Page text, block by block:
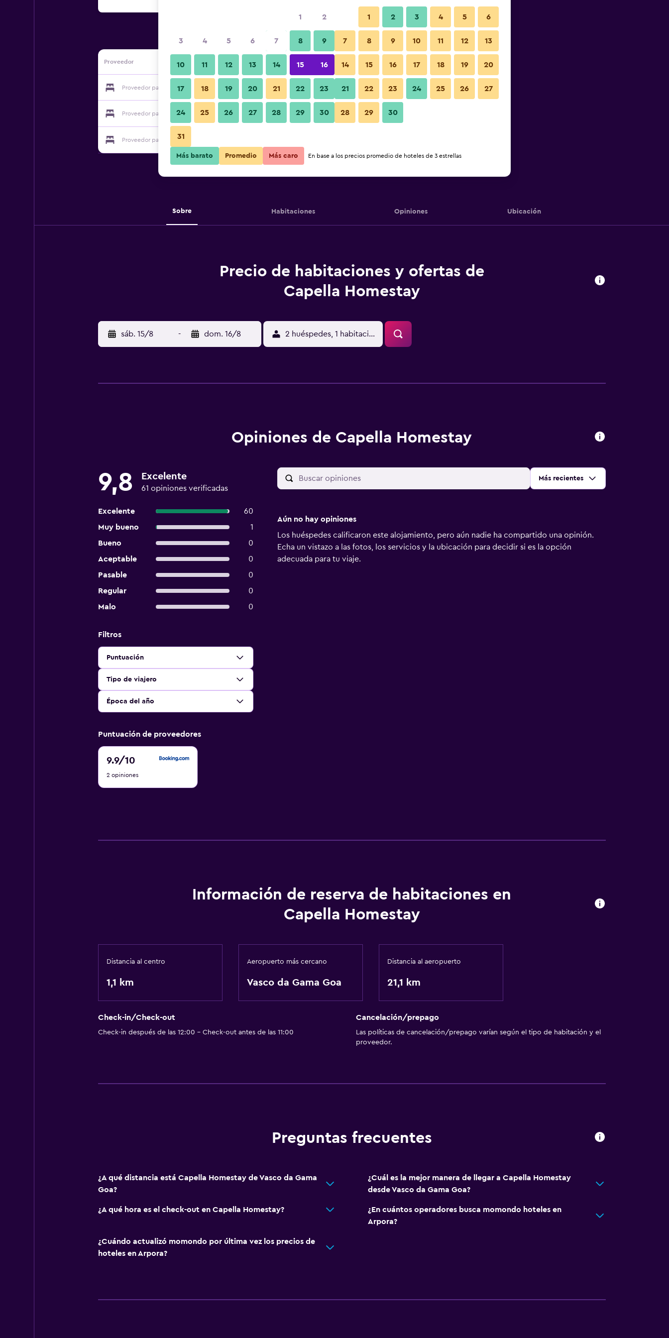
Proveedor
Proveedor para Capella Homestay Ver precios
Proveedor para Capella Homestay Ver precios
Proveedor para Capella Homestay
Sobre Habitaciones Opiniones Ubicación
Precio de habitaciones y ofertas de
Capella Homestay
sáb. 15/8 - dom. 16/8 2 huéspedes, 1 habitación
Opiniones de Capella Homestay
9,8 Excelente
61 opiniones verificadas
Excelente
60
Muy bueno
1
Bueno
0
Aceptable
0
Pasable
0
Regular
0
Malo
0
Ordenar por:
Más recientes
Filtros
Puntuación
Tipo de viajero
Época del año
Puntuación de proveedores
9.9/10
9.9
10
2 opiniones
Aún no hay opiniones
Los huéspedes calificaron este alojamiento, pero aún nadie ha compartido una opinión.
Echa un vistazo a las fotos, los servicios y la ubicación para decidir si es la opción
adecuada para tu viaje.
Información de reserva de habitaciones en
Capella Homestay
Distancia al centro
1,1 km
Aeropuerto más cercano
Vasco da Gama Goa
Distancia al aeropuerto
21,1 km
Check-in/Check-out
Check-in después de las 12:00 - Check-out antes de las 11:00
Cancelación/prepago
Las políticas de cancelación/prepago varían según el tipo de habitación y el
proveedor.
Preguntas frecuentes
¿A qué distancia está Capella Homestay de Vasco da Gama
Goa?
¿Cuál es la mejor manera de llegar a Capella Homestay
desde Vasco da Gama Goa?
¿A qué hora es el check-out en Capella Homestay?
¿En cuántos operadores busca momondo hoteles en
Arpora?
¿Cuándo actualizó momondo por última vez los precios de
hoteles en Arpora?
1 2
3 4 5 6 7 8 9
10 11 12 13 14 15 16
17 18 19 20 21 22 23
24 25 26 27 28 29 30
31
1 2 3 4 5 6
7 8 9 10 11 12 13
14 15 16 17 18 19 20
21 22 23 24 25 26 27
28 29 30
Más barato Promedio Más caro En base a los precios promedio de hoteles de 3 estrellas